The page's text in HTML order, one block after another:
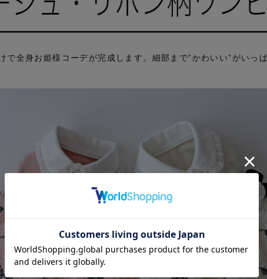
で全身お姫様コーデが完成します。細部まで”かわいい”がいっ